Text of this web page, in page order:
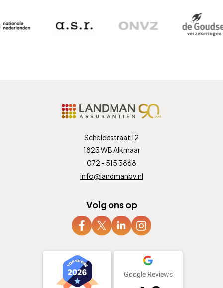
Scheldestraat 12
1823 WB Alkmaar
072 - 515 3868
info@landmanbv.nl
Volg ons op
Google Reviews